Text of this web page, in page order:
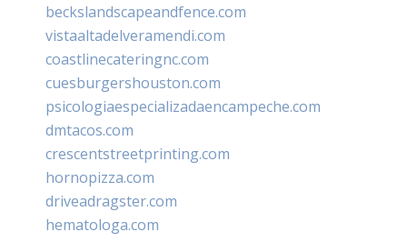
beckslandscapeandfence.com
vistaaltadelveramendi.com
coastlinecateringnc.com
cuesburgershouston.com
psicologiaespecializadaencampeche.com
dmtacos.com
crescentstreetprinting.com
hornopizza.com
driveadragster.com
hematologa.com